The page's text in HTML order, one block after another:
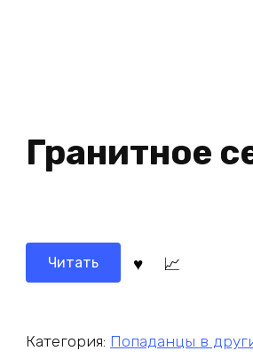
Гранитное
Читать
Категория: Попаданцы в